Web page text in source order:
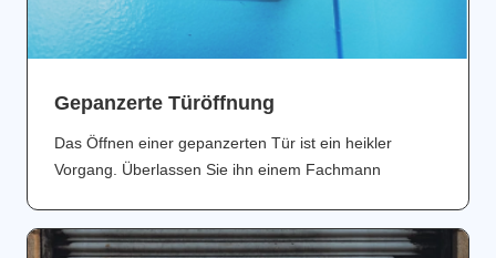
Gepanzerte Türöffnung
Das Öffnen einer gepanzerten Tür ist ein heikler
Vorgang. Überlassen Sie ihn einem Fachmann